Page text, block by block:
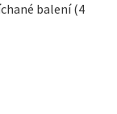
balení (4